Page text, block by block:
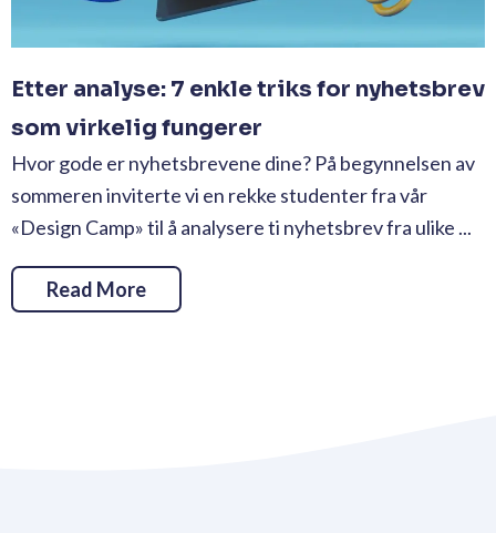
Etter analyse: 7 enkle triks for nyhetsbrev
som virkelig fungerer
Hvor gode er nyhetsbrevene dine? På begynnelsen av
sommeren inviterte vi en rekke studenter fra vår
«Design Camp» til å analysere ti nyhetsbrev fra ulike ...
Read More